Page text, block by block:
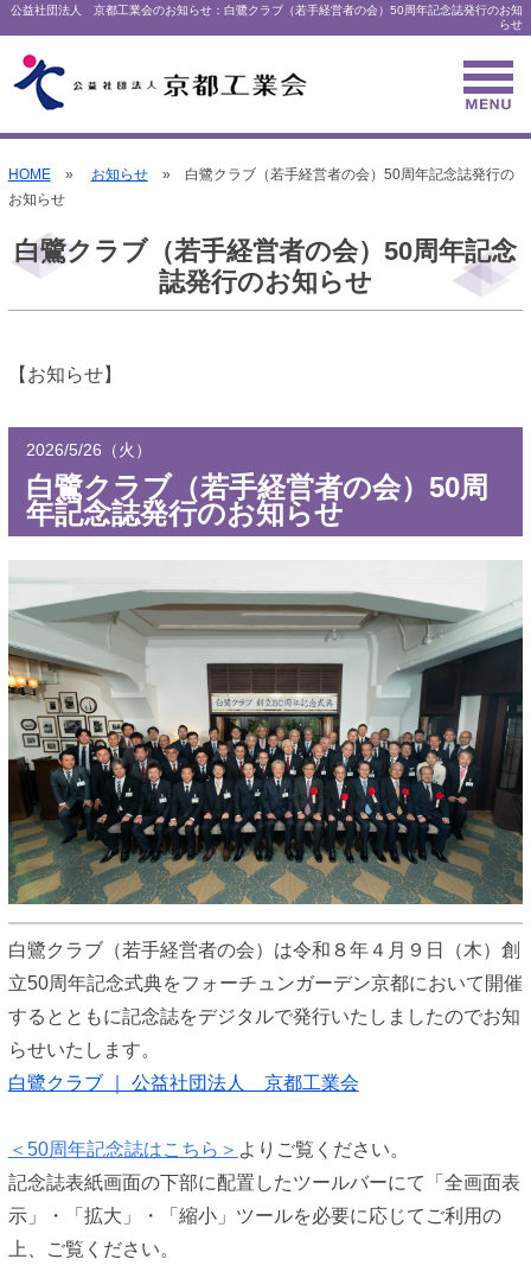
公益社団法人 京都工業会のお知らせ：白鷺クラブ（若手経営者の会）50周年記念誌発行のお知
らせ
HOME» お知らせ» 白鷺クラブ（若手経営者の会）50周年記念誌発行の
お知らせ
白鷺クラブ（若手経営者の会）50周年記念
誌発行のお知らせ
【お知らせ】
2026/5/26（火）
白鷺クラブ（若手経営者の会）50周
年記念誌発行のお知らせ
白鷺クラブ（若手経営者の会）は令和８年４月９日（木）創
立50周年記念式典をフォーチュンガーデン京都において開催
するとともに記念誌をデジタルで発行いたしましたのでお知
らせいたします。
白鷺クラブ ｜ 公益社団法人 京都工業会
＜50周年記念誌はこちら＞ よりご覧ください。
記念誌表紙画面の下部に配置したツールバーにて「全画面表
示」・「拡大」・「縮小」ツールを必要に応じてご利用の
上、ご覧ください。